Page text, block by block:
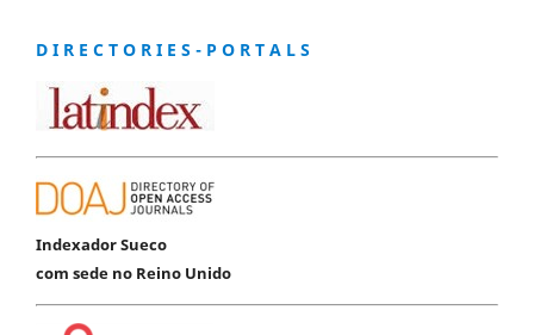
D I R E C T O R I E S - P O R T A L S
Indexador Sueco
com sede no Reino Unido